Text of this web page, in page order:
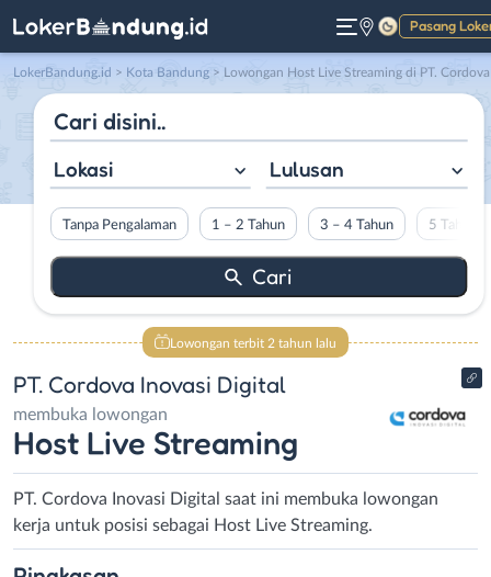
Pasang
Gelap
LokerBandung.id > Kota Bandung > Lowongan Host Live Streaming di PT. Cordova Inovasi
Lokasi Lulusan
Tanpa Pengalaman 1 – 2 Tahun 3 – 4 Tahun 5 Tahun
Lowongan terbit 2 tahun lalu
PT. Cordova Inovasi Digital
membuka lowongan
Host Live Streaming
PT. Cordova Inovasi Digital saat ini membuka lowongan
kerja untuk posisi sebagai Host Live Streaming.